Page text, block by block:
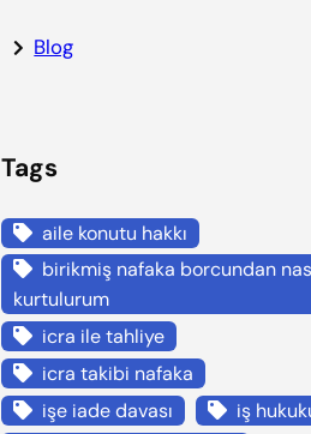
Blog
Tags
aile konutu hakkı
birikmiş nafaka borcundan
kurtulurum
icra ile tahliye
icra takibi nafaka
işe iade davası
iş